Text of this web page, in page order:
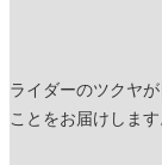
ライダーのツクヤ
ことをお届けします